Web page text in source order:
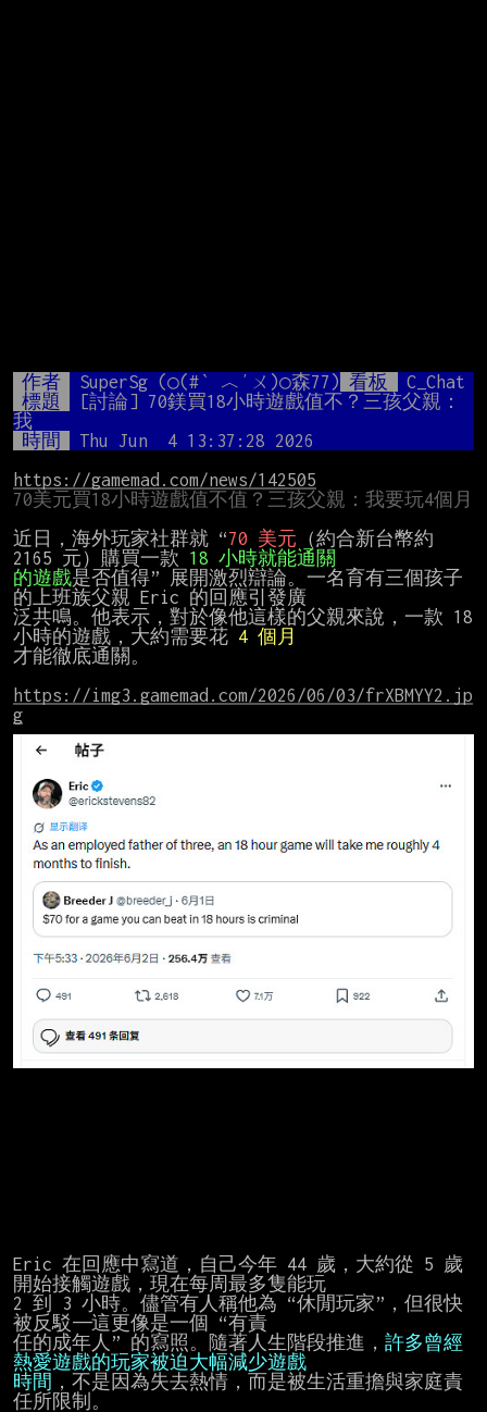
作者 SuperSg (○(#‵ ︿′ㄨ)○森77) 看板
C_Chat
標題
[討論] 70鎂買18小時遊戲值不？三孩父親：
我
時間
Thu Jun  4 13:37:28 2026
https://gamemad.com/news/142505
70美元買18小時遊戲值不值？三孩父親：我要玩4個月
近日，海外玩家社群就 “70 美元 （約合新台幣約
2165 元）購買一款
的遊戲是否值得” 展開激烈辯論。一名育有三個孩子
的上班族父親 Eric 的回應引發廣
泛共鳴。他表示，對於像他這樣的父親來說，一款 18
小時的遊戲，大約需要花 4 個月
才能徹底通關。
https://img3.gamemad.com/2026/06/03/frXBMYY2.jp
g
Eric 在回應中寫道，自己今年 44 歲，大約從 5 歲
開始接觸遊戲，現在每周最多隻能玩
2 到 3 小時。儘管有人稱他為 “休閒玩家”，但很快
被反駁——這更像是一個 “有責
任的成年人” 的寫照。隨著人生階段推進， 許多曾經
時間
，不是因為失去熱情，而是被生活重擔與家庭責
任所限制。